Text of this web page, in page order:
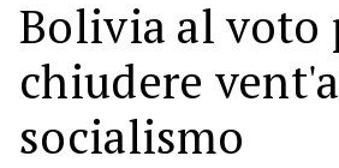
Bolivia al voto
chiudere
socialismo